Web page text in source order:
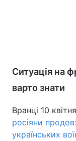
Ситуація на
варто знати
Вранці 10
росіяни
українських